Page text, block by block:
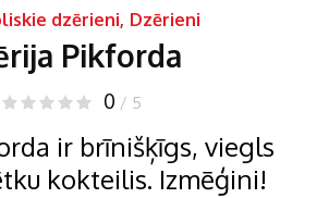
dzērieni, Dzērieni
Pikforda
0 / 5
ir brīnišķīgs, viegls
kokteilis. Izmēģini!